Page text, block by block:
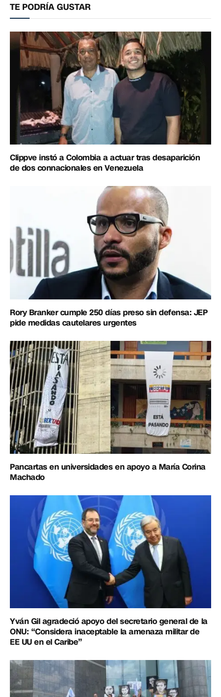
TE PODRÍA GUSTAR
Clippve instó a Colombia a actuar tras desaparición
de dos connacionales en Venezuela
Rory Branker cumple 250 días preso sin defensa: JEP
pide medidas cautelares urgentes
Pancartas en universidades en apoyo a María Corina
Machado
Yván Gil agradeció apoyo del secretario general de la
ONU: “Considera inaceptable la amenaza militar de
EE UU en el Caribe”